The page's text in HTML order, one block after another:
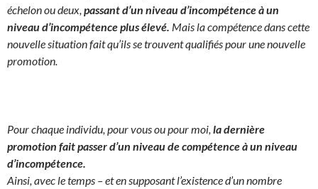
échelon ou deux, passant d’un niveau d’incompétence à un
niveau d’incompétence plus élevé. Mais la compétence dans cette
nouvelle situation fait qu’ils se trouvent qualifiés pour une nouvelle
promotion.
Pour chaque individu, pour vous ou pour moi, la dernière
promotion fait passer d’un niveau de compétence à un niveau
d’incompétence.
Ainsi, avec le temps – et en supposant l’existence d’un nombre